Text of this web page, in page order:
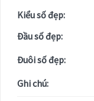
Kiểu số đẹp:
Đầu số đẹp:
Đuôi số đẹp:
Ghi chú: